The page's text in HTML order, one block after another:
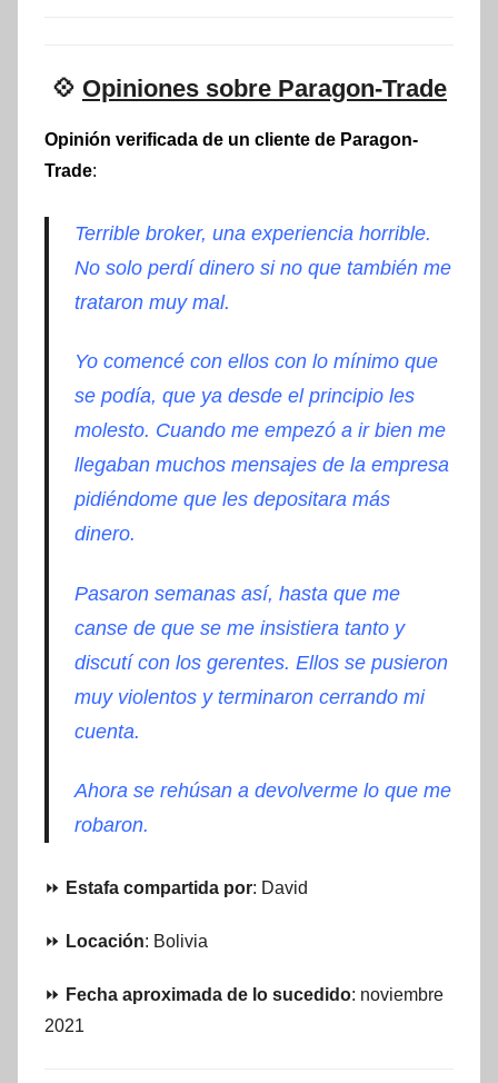
💠 Opiniones sobre Paragon-Trade
Opinión verificada de un cliente de Paragon-
Trade:
Terrible broker, una experiencia horrible.
No solo perdí dinero si no que también me
trataron muy mal.
Yo comencé con ellos con lo mínimo que
se podía, que ya desde el principio les
molesto. Cuando me empezó a ir bien me
llegaban muchos mensajes de la empresa
pidiéndome que les depositara más
dinero.
Pasaron semanas así, hasta que me
canse de que se me insistiera tanto y
discutí con los gerentes. Ellos se pusieron
muy violentos y terminaron cerrando mi
cuenta.
Ahora se rehúsan a devolverme lo que me
robaron.
⏩ Estafa compartida por: David
⏩ Locación: Bolivia
⏩ Fecha aproximada de lo sucedido: noviembre
2021